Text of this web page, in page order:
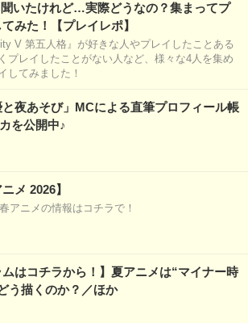
いたけれど…実際どうなの？集まってプ
みた！【プレイレポ】
V 第五人格』が好きな人やプレイしたことある
プレイしたことがない人など、様々な4人を集め
してみました！
と夜あそび」MCによる直筆プロフィール帳
を公開中♪
ニメ 2026】
アニメの情報はコチラで！
ムはコチラから！】夏アニメは“マイナー時
う描くのか？／ほか